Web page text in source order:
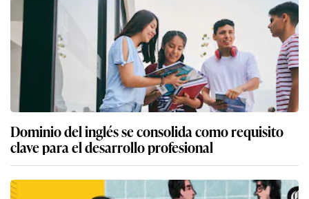
Dominio del inglés se consolida como requisito
clave para el desarrollo profesional